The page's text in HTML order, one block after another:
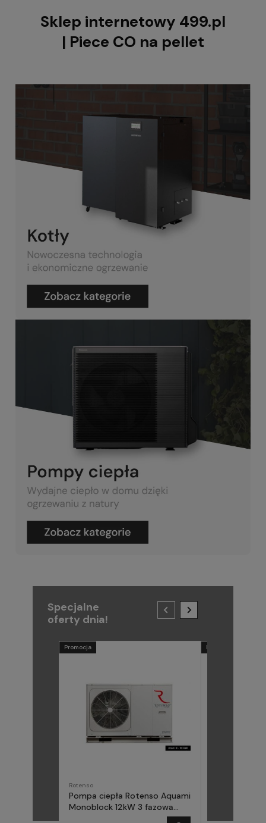
Sklep internetowy 499.pl
| Piece CO na pellet
Specjalne
oferty dnia!
Rotenso
Pompa ciepła Rotenso Aquami
Monoblock 12kW 3 fazowa
Promocja Promocja